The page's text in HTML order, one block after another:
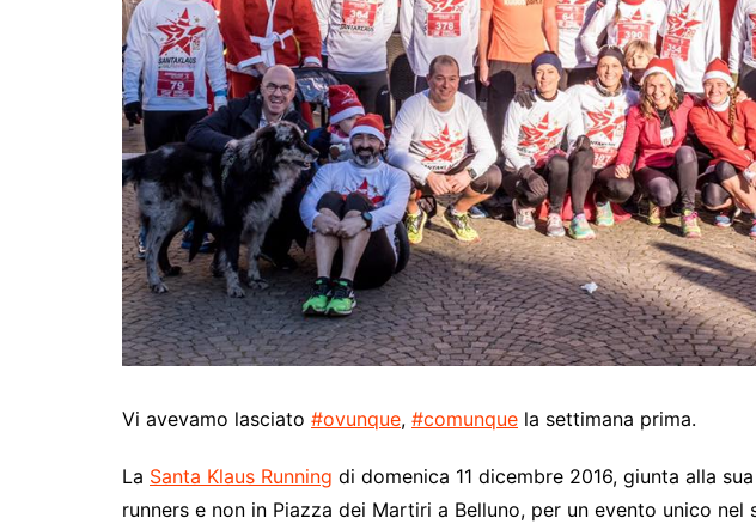
Vi avevamo lasciato #ovunque, #comunque la settimana prima.
La Santa Klaus Running di domenica 11 dicembre 2016, giunta alla
runners e non in Piazza dei Martiri a Belluno, per un evento unico nel